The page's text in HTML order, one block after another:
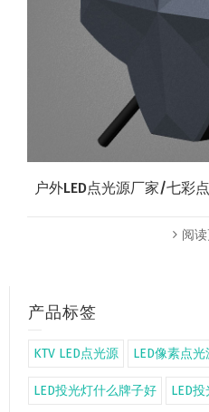
户外LED点光源厂家/七彩
阅
产品标签
KTV LED点光源 LED像素点光
LED投光灯什么牌子好 LED